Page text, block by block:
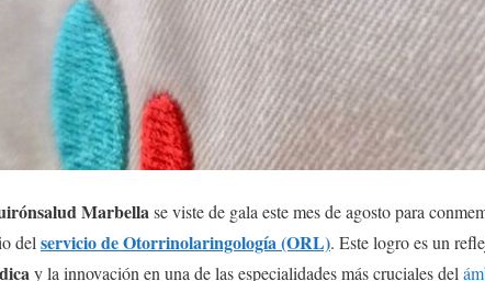
Marbellase viste de gala este mes de agosto para
del servicio de Otorrinolaringología (ORL). Este logro es un
y la innovación en una de las especialidades más cruciales del